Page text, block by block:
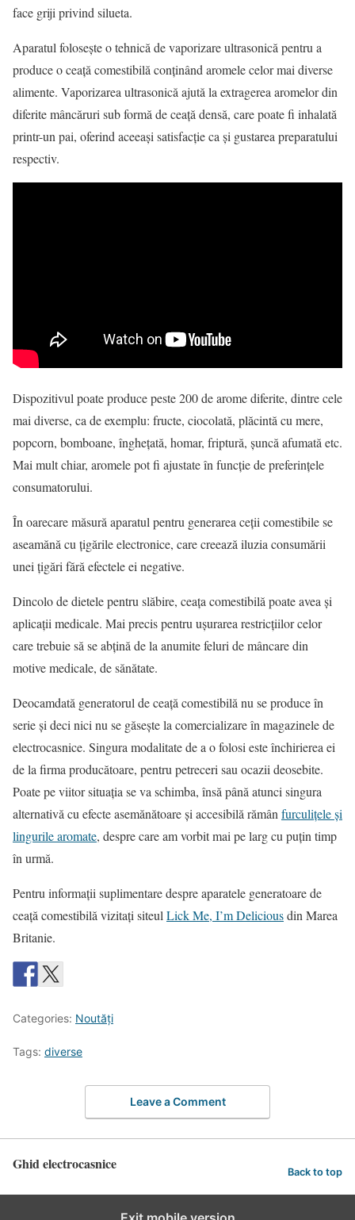
face griji privind silueta.
Aparatul foloseşte o tehnică de vaporizare ultrasonică pentru a
produce o ceaţă comestibilă conţinând aromele celor mai diverse
alimente. Vaporizarea ultrasonică ajută la extragerea aromelor din
diferite mâncăruri sub formă de ceaţă densă, care poate fi inhalată
printr-un pai, oferind aceeaşi satisfacţie ca şi gustarea preparatului
respectiv.
Dispozitivul poate produce peste 200 de arome diferite, dintre cele
mai diverse, ca de exemplu: fructe, ciocolată, plăcintă cu mere,
popcorn, bomboane, îngheţată, homar, friptură, şuncă afumată etc.
Mai mult chiar, aromele pot fi ajustate în funcţie de preferinţele
consumatorului.
În oarecare măsură aparatul pentru generarea ceţii comestibile se
aseamănă cu ţigările electronice, care creează iluzia consumării
unei ţigări fără efectele ei negative.
Dincolo de dietele pentru slăbire, ceaţa comestibilă poate avea şi
aplicaţii medicale. Mai precis pentru uşurarea restricţiilor celor
care trebuie să se abţină de la anumite feluri de mâncare din
motive medicale, de sănătate.
Deocamdată generatorul de ceaţă comestibilă nu se produce în
serie şi deci nici nu se găseşte la comercializare în magazinele de
electrocasnice. Singura modalitate de a o folosi este închirierea ei
de la firma producătoare, pentru petreceri sau ocazii deosebite.
Poate pe viitor situaţia se va schimba, însă până atunci singura
alternativă cu efecte asemănătoare şi accesibilă rămânfurculiţele şi
lingurile aromate, despre care am vorbit mai pe larg cu puţin timp
în urmă.
Pentru informaţii suplimentare despre aparatele generatoare de
ceaţă comestibilă vizitaţi siteulLick Me, I’m Deliciousdin Marea
Britanie.
Categories: Noutăţi
Tags: diverse
Leave a Comment
Ghid electrocasnice Back to top